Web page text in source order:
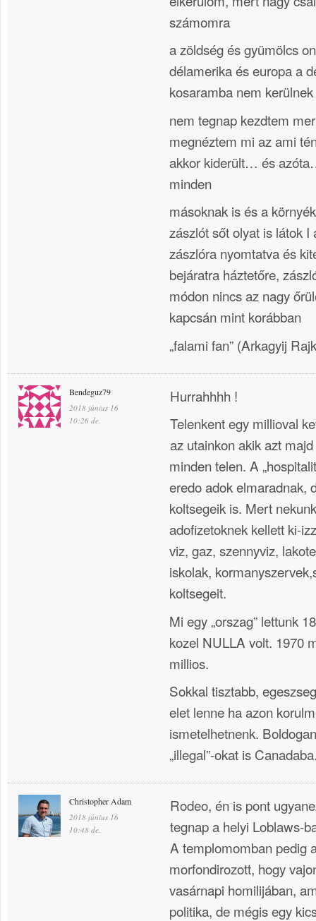
számomra
a zöldség és gyümölcs
délamerika és europa a
kosaramba nem kerülnek
nem tegnap kezdtem
megnéztem mi az ami
akkor kiderült… és
minden
másoknak is és a
zászlót sőt olyat is látok I
zászlóra nyomtatva és
bejáratra háztetőre,
módon nincs az nagy
kapcsán mint korábban
„falami fan” (Arkagyij
Bendeguz79
2018 június 16
10:26 de.
Hurrahhhh !
Telenkent egy millioval
az utainkon akik azt
minden telen. A
eredo adok elmaradnak,
koltsegeik is. Mert
adofizetoknek kellett ki-
viz, gaz, szennyviz,
iskolak,
koltsegeit.
Mi egy „orszag” lettunk
kozel NULLA volt. 1970
millios.
Sokkal tisztabb,
elet lenne ha azon
ismetelhetnenk.
„illegal”-okat is
Christopher Adam
2018 június 16
10:48 de.
Rodeo, én is pont
tegnap a helyi Loblaws-
A templomomban pedig
morfondirozott, hogy
vasárnapi homilijában,
politika, de mégis egy